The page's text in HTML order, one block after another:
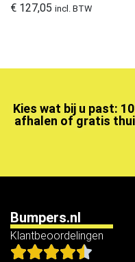
€ 127,05 incl. BTW
Kies wat bij u past:
afhalen of gratis
Bumpers.nl
Klantbeoordelingen